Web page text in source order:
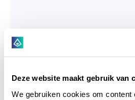
Deze website maakt gebruik van
We gebruiken cookies om content